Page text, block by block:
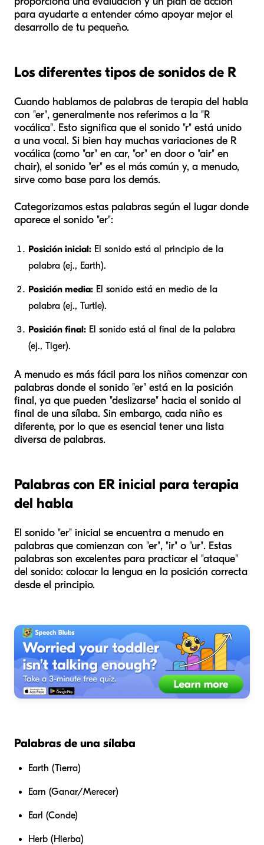
para ayudarte a entender cómo apoyar mejor el
desarrollo de tu pequeño.
Los diferentes tipos de sonidos de R
Cuando hablamos de palabras de terapia del habla
con "er", generalmente nos referimos a la "R
vocálica". Esto significa que el sonido "r" está unido
a una vocal. Si bien hay muchas variaciones de R
vocálica (como "ar" en car, "or" en door o "air" en
chair), el sonido "er" es el más común y, a menudo,
sirve como base para los demás.
Categorizamos estas palabras según el lugar donde
aparece el sonido "er":
Posición inicial: El sonido está al principio de la
palabra (ej., Earth).
Posición media: El sonido está en medio de la
palabra (ej., Turtle).
Posición final: El sonido está al final de la palabra
(ej., Tiger).
A menudo es más fácil para los niños comenzar con
palabras donde el sonido "er" está en la posición
final, ya que pueden "deslizarse" hacia el sonido al
final de una sílaba. Sin embargo, cada niño es
diferente, por lo que es esencial tener una lista
diversa de palabras.
Palabras con ER inicial para terapia
del habla
El sonido "er" inicial se encuentra a menudo en
palabras que comienzan con "er", "ir" o "ur". Estas
palabras son excelentes para practicar el "ataque"
del sonido: colocar la lengua en la posición correcta
desde el principio.
Palabras de una sílaba
Earth (Tierra)
Earn (Ganar/Merecer)
Earl (Conde)
Herb (Hierba)